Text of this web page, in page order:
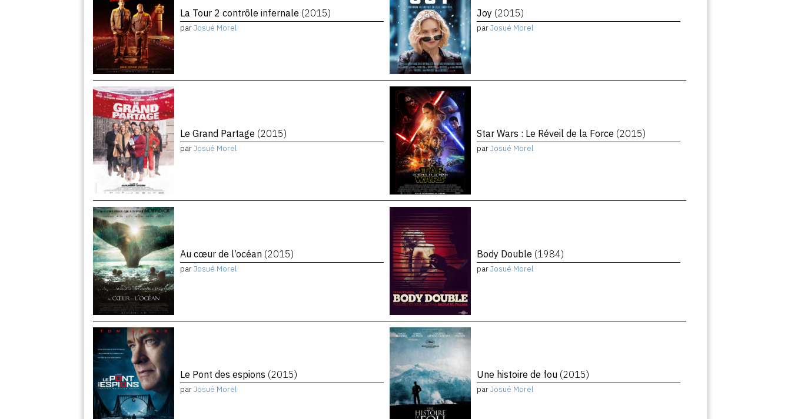
La Tour 2 contrôle infernale (2015)
parJosué Morel
Joy (2015)
parJosué Morel
Le Grand Partage (2015)
parJosué Morel
Star Wars : Le Réveil de la Force (2015)
parJosué Morel
Au cœur de l’océan (2015)
parJosué Morel
Body Double (1984)
parJosué Morel
Le Pont des espions (2015)
parJosué Morel
Une histoire de fou (2015)
parJosué Morel